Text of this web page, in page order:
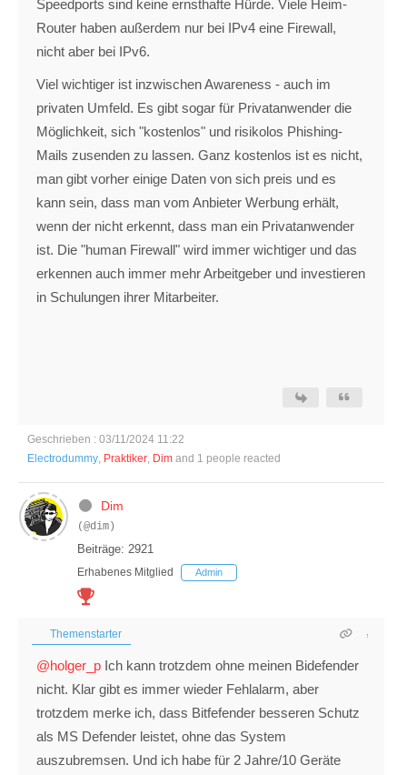
Speedports sind keine ernsthafte Hürde. Viele Heim-
Router haben außerdem nur bei IPv4 eine Firewall,
nicht aber bei IPv6.
Viel wichtiger ist inzwischen Awareness - auch im
privaten Umfeld. Es gibt sogar für Privatanwender die
Möglichkeit, sich "kostenlos" und risikolos Phishing-
Mails zusenden zu lassen. Ganz kostenlos ist es nicht,
man gibt vorher einige Daten von sich preis und es
kann sein, dass man vom Anbieter Werbung erhält,
wenn der nicht erkennt, dass man ein Privatanwender
ist. Die "human Firewall" wird immer wichtiger und das
erkennen auch immer mehr Arbeitgeber und investieren
in Schulungen ihrer Mitarbeiter.
Geschrieben : 03/11/2024 11:22
Electrodummy, Praktiker, Dim and 1 people reacted
Dim
(@dim)
Beiträge: 2921
Erhabenes Mitglied Admin
Themenstarter
@holger_p Ich kann trotzdem ohne meinen Bidefender
nicht. Klar gibt es immer wieder Fehlalarm, aber
trotzdem merke ich, dass Bitfefender besseren Schutz
als MS Defender leistet, ohne das System
auszubremsen. Und ich habe für 2 Jahre/10 Geräte